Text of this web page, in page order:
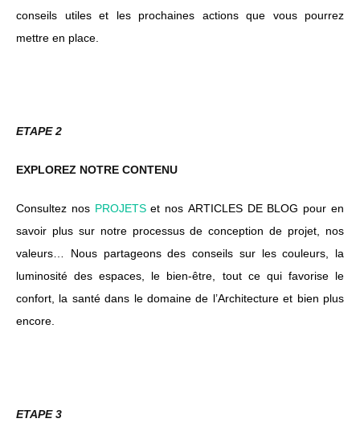
conseils utiles et les prochaines actions que vous pourrez
mettre en place.
ETAPE 2
EXPLOREZ NOTRE CONTENU
Consultez nos PROJETSet nos ARTICLES DE BLOG pour en
savoir plus sur notre processus de conception de projet, nos
valeurs… Nous partageons des conseils sur les couleurs, la
luminosité des espaces, le bien-être, tout ce qui favorise le
confort, la santé dans le domaine de l’Architecture et bien plus
encore.
ETAPE 3